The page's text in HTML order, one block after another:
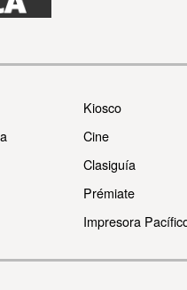
Kiosco
Cine
Clasiguía
Prémiate
Impresora